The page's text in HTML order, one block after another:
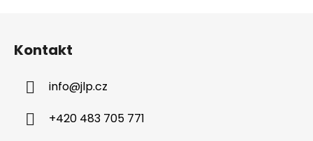
Kontakt
info@jlp.cz
+420 483 705 771